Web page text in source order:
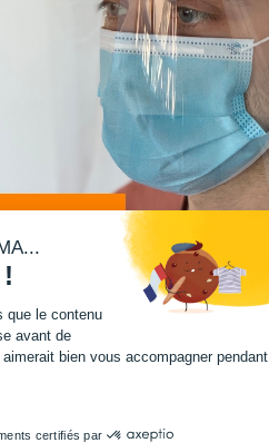
que le contenu
avant de
bien vous accompagner pendant
certifiés par